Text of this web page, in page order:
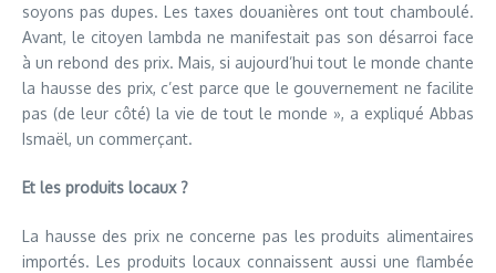
soyons pas dupes. Les taxes douanières ont tout chamboulé.
Avant, le citoyen lambda ne manifestait pas son désarroi face
à un rebond des prix. Mais, si aujourd’hui tout le monde chante
la hausse des prix, c’est parce que le gouvernement ne facilite
pas (de leur côté) la vie de tout le monde », a expliqué Abbas
Ismaël, un commerçant.
Et les produits locaux ?
La hausse des prix ne concerne pas les produits alimentaires
importés. Les produits locaux connaissent aussi une flambée